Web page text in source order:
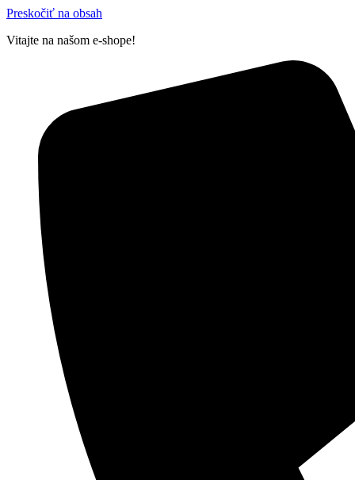
Preskočiť na obsah
Vitajte na našom e-shope!